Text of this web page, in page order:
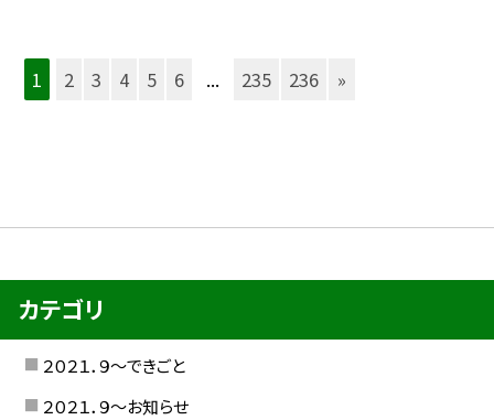
1 2 3 4 5 6 ... 235 236 »
カテゴリ
２０２１．９〜できごと
２０２１．９〜お知らせ